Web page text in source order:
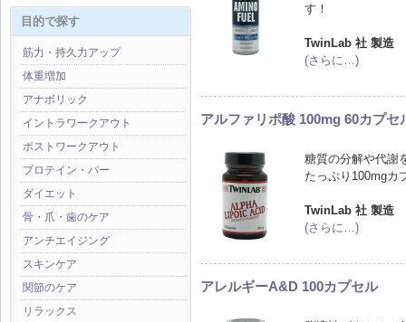
目的で探す
筋力・持久力アップ
体重増加
アナボリック
イントラワークアウト
ポストワークアウト
プロテイン・バー
ダイエット
骨・爪・歯のケア
アンチエイジング
スキンケア
関節のケア
リラックス
す！
TwinLab 社 製造
(さらに…)
アルファリポ酸 100mg 60カプセ
糖質の分解や代謝
たっぷり100mgカ
TwinLab 社 製造
(さらに…)
アレルギーA&D 100カプセル